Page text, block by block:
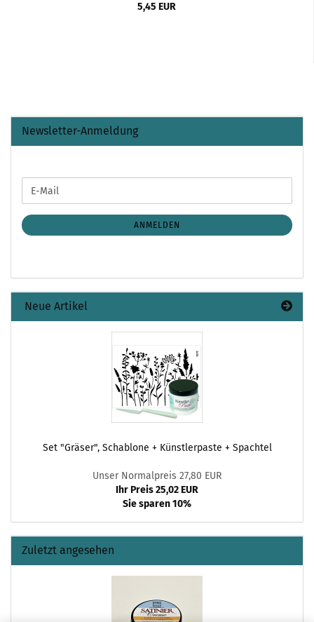
5,45 EUR
Newsletter-Anmeldung
ZUR
ANMELDUNG
E-
Mail
ANMELDEN
Neue Artikel
Set "Gräser", Schablone + Künstlerpaste + Spachtel
Unser Normalpreis 27,80 EUR
Ihr Preis 25,02 EUR
Sie sparen 10%
Zuletzt angesehen